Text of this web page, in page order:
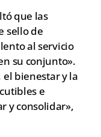
que las
sello de
al servicio
su conjunto».
el bienestar y la
e
y consolidar»,